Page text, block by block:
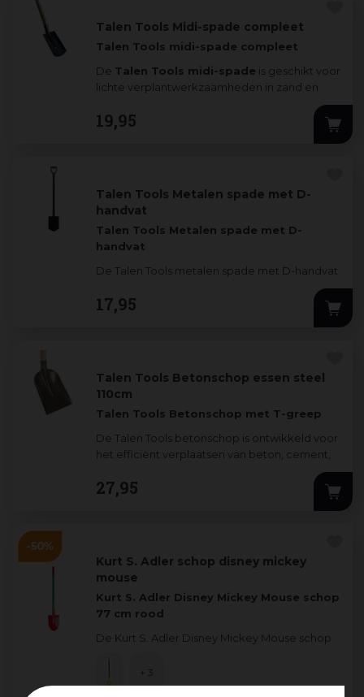
Talen Tools Midi-spade compleet
Talen Tools midi-spade compleet
De Talen Tools midi-spade is geschikt voor
lichte verplantwerkzaamheden in zand en
19,95
Talen Tools Metalen spade met D-
handvat
Talen Tools Metalen spade met D-
handvat
De Talen Tools metalen spade met D-handvat
heeft een totale lengte van 116,5 cm inclusief
steel. Dankzij
17,95
Talen Tools Betonschop essen steel
110cm
Talen Tools Betonschop met T-greep
De Talen Tools betonschop is ontwikkeld voor
het efficiënt verplaatsen van beton, cement,
27,95
Kurt S. Adler schop disney mickey
mouse
Kurt S. Adler Disney Mickey Mouse schop
77 cm rood
De Kurt S. Adler Disney Mickey Mouse schop
+ 3